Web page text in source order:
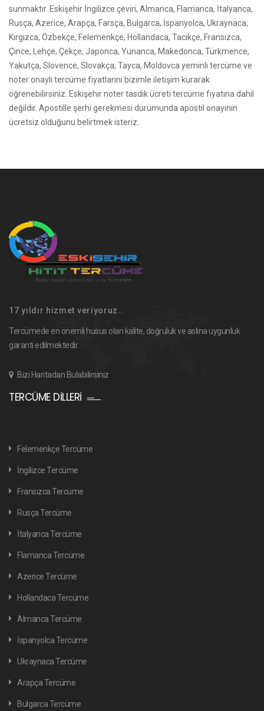
sunmaktır. Eskişehir İngilizce çeviri, Almanca, Flamanca, İtalyanca,
Rusça, Azerice, Arapça, Farsça, Bulgarca, İspanyolca, Ukraynaca,
Kırgızca, Özbekçe, Felemenkçe, Hollandaca, Tacikçe, Fransızca,
Çince, Lehçe, Çekçe, Japonca, Yunanca, Makedonca, Türkmence,
Yakutça, Slovence, Slovakça, Tayca, Moldovca yeminli tercüme ve
noter onaylı tercüme fiyatlarını bizimle iletişim kurarak
öğrenebilirsiniz. Eskişehir noter tasdik ücreti tercüme fiyatına dahil
değildir. Apostille şerhi gerekmesi durumunda apostil onayının
ücretsiz olduğunu belirtmek isteriz.
17 yıldır hizmet veriyoruz..
Tercümede en önemli husus olan kalite, doğruluk ve aslına uygunluk
garanti edilmektedir.
Bizi Haritadan Bulabilirsiniz
TERCÜME DILLERI
Felemenkçe Tercüme
İngilizce Tercüme
Fransızca Tercüme
Rusça Tercüme
İtalyanca Tercüme
Flamanca Tercüme
Azerice Tercüme
Hollandaca Tercüme
Almanca Tercüme
İspanyolca Tercüme
Ukraynaca Tercüme
Arapça Tercüme
Bulgarca Tercüme